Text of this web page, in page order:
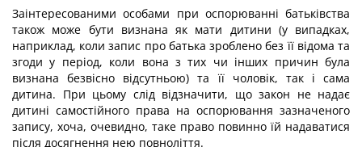
Заінтересованими особами при оспорюванні батьківства
також може бути визнана як мати дитини (у випадках,
наприклад, коли запис про батька зроблено без її відома та
згоди у період, коли вона з тих чи інших причин була
визнана безвісно відсутньою) та її чоловік, так і сама
дитина. При цьому слід відзначити, що закон не надає
дитині самостійного права на оспорювання зазначеного
запису, хоча, очевидно, таке право повинно їй надаватися
після досягнення нею повноліття.